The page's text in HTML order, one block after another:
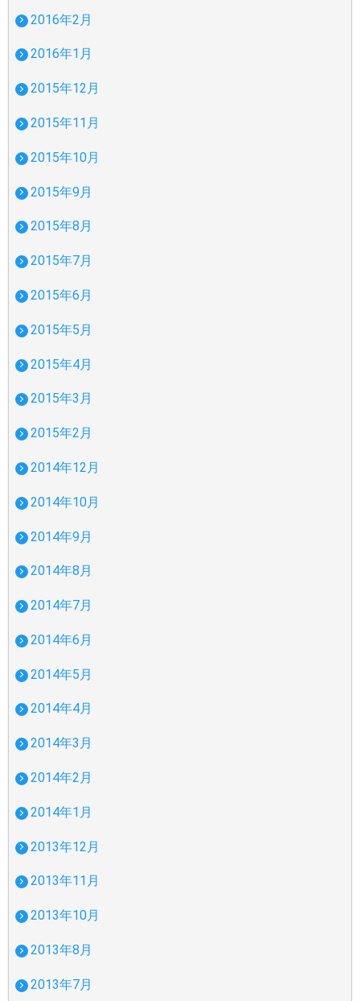
2016年2月
2016年1月
2015年12月
2015年11月
2015年10月
2015年9月
2015年8月
2015年7月
2015年6月
2015年5月
2015年4月
2015年3月
2015年2月
2014年12月
2014年10月
2014年9月
2014年8月
2014年7月
2014年6月
2014年5月
2014年4月
2014年3月
2014年2月
2014年1月
2013年12月
2013年11月
2013年10月
2013年8月
2013年7月